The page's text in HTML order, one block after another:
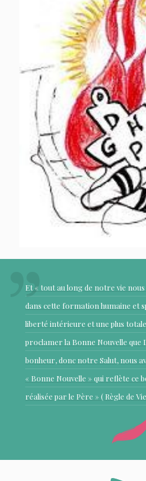
Et « tout au long de notre vie
dans cette formation humaine et
liberté intérieure et une plus
proclamer la Bonne Nouvelle que
bonheur, donc notre Salut, nous
« Bonne Nouvelle » qui reflète ce
réalisée par le Père » ( Règle de Vie